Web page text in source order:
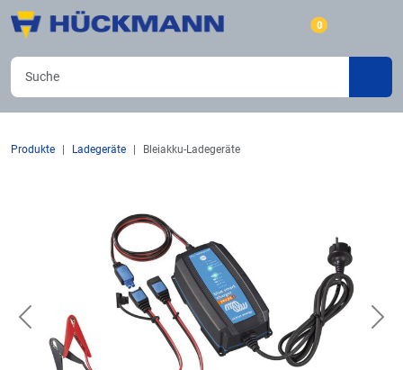
0
Produkte Ladegeräte Bleiakku-Ladegeräte
Previous